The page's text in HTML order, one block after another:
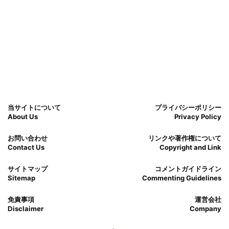
当サイトについて
About Us
プライバシーポリシー
Privacy Policy
お問い合わせ
Contact Us
リンクや著作権について
Copyright and Link
サイトマップ
Sitemap
コメントガイドライン
Commenting Guidelines
免責事項
Disclaimer
運営会社
Company